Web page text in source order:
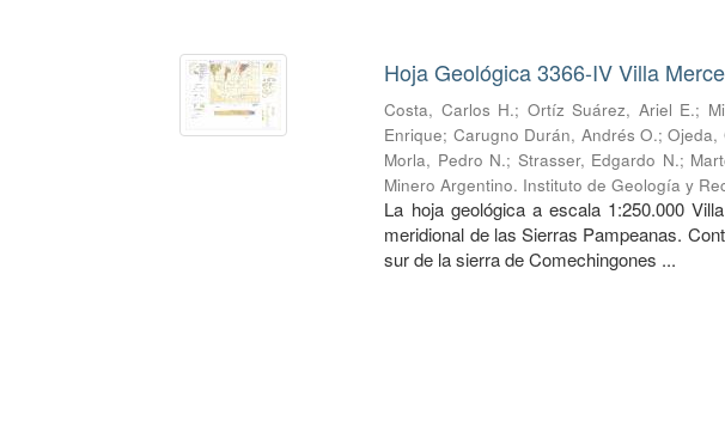
Hoja Geológica 3366-IV Villa
Costa, Carlos H.; Ortíz Suárez, Ariel E.;
Enrique; Carugno Durán, Andrés O.;Ojeda,
Morla, Pedro N.; Strasser, Edgardo N.;
Minero Argentino. Instituto de Geología y
La hoja geológica a escala 1:250.000
meridional de las Sierras Pampeanas.
sur de la sierra de Comechingones ...